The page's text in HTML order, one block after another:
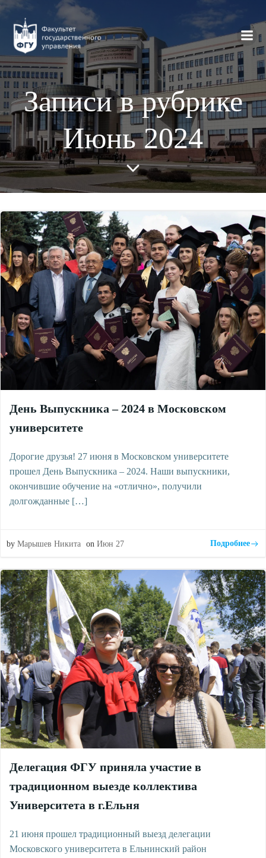
содержимому
Записи в рубрике
Июнь 2024
День Выпускника – 2024 в Московском
университете
Дорогие друзья! 27 июня в Московском университете
прошел День Выпускника – 2024. Наши выпускники,
окончившие обучение на «отлично», получили
долгожданные […]
by Марышев Никита on Июн 27 Подробнее
Делегация ФГУ приняла участие в
традиционном выезде коллектива
Университета в г.Ельня
21 июня прошел традиционный выезд делегации
Московского университета в Ельнинский район